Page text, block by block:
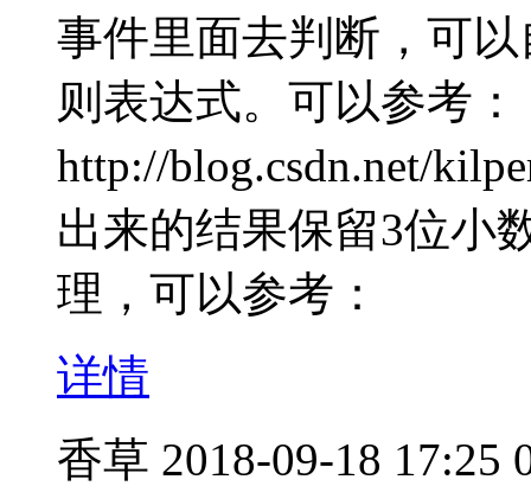
事件里面去判断，可
则表达式。可以参考：
http://blog.csdn.net/
出来的结果保留3位小
理，可以参考：
详情
香草 2018-09-18 17:25